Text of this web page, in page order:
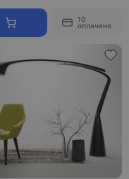
10
оплачено